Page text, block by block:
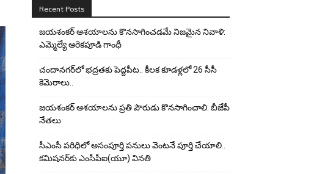
Recent Posts
జయశంకర్ ఆశయాలను కొనసాగించడమే నిజమైన నివాళి:
ఎమ్మెల్యే ఆరెక‌పూడి గాంధీ
చందానగర్‌లో భద్రతకు పెద్దపీట.. కీలక కూడళ్లలో 26 సీసీ
కెమెరాలు..
జయశంకర్ ఆశయాలను ప్రతి పౌరుడు కొనసాగించాలి: బీజేపీ
నేతలు
సీఎంసీ పరిధిలో అసంపూర్తి పనులు వెంటనే పూర్తి చేయాలి..
కమిషనర్‌కు ఎంసీపీఐ(యూ) వినతి